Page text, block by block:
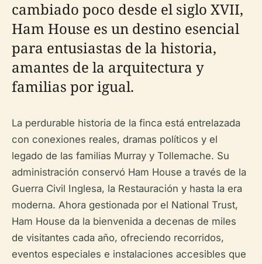
cambiado poco desde el siglo XVII,
Ham House es un destino esencial
para entusiastas de la historia,
amantes de la arquitectura y
familias por igual.
La perdurable historia de la finca está entrelazada
con conexiones reales, dramas políticos y el
legado de las familias Murray y Tollemache. Su
administración conservó Ham House a través de la
Guerra Civil Inglesa, la Restauración y hasta la era
moderna. Ahora gestionada por el National Trust,
Ham House da la bienvenida a decenas de miles
de visitantes cada año, ofreciendo recorridos,
eventos especiales e instalaciones accesibles que